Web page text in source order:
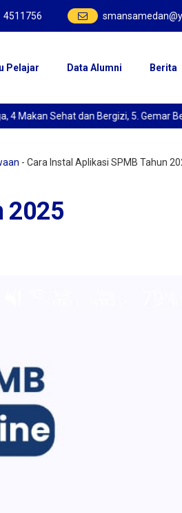
4511756
Pelajar Data Alumni Berita
Sehat dan Bergizi, 5. Gemar
- Cara Instal Aplikasi SPMB Tahun
2025